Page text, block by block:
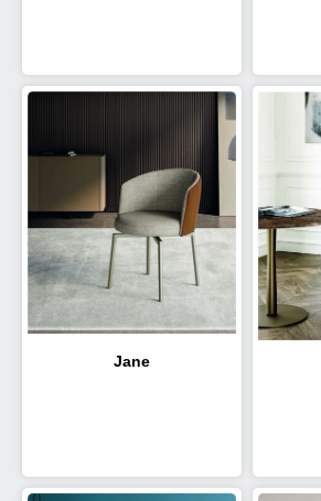
Jane